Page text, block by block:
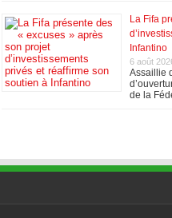
La Fifa
Infantino
6 août
Assaillie
de la